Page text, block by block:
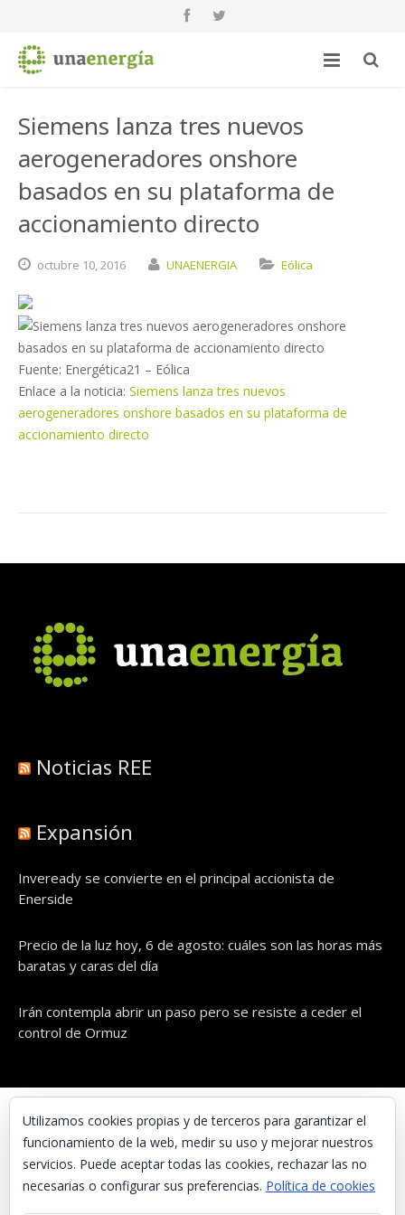
Siemens lanza tres nuevos
aerogeneradores onshore
basados en su plataforma de
accionamiento directo
octubre 10,2016 UNAENERGIA Eólica
Fuente: Energética21 – Eólica
Enlace a la noticia: Siemens lanza tres nuevos
aerogeneradores onshore basados en su plataforma de
accionamiento directo
Noticias REE
Expansión
Inveready se convierte en el principal accionista de
Enerside
Precio de la luz hoy, 6 de agosto: cuáles son las horas más
baratas y caras del día
Irán contempla abrir un paso pero se resiste a ceder el
control de Ormuz
© UNAENERGÍA, S.L.
Inicio
Contacta con nosotros
Preguntas frecuentes
Utilizamos cookies propias y de terceros para garantizar el
funcionamiento de la web, medir su uso y mejorar nuestros
servicios. Puede aceptar todas las cookies, rechazar las no
necesarias o configurar sus preferencias. Política de cookies